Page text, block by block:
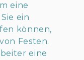
eine
ein
können,
Festen.
eine